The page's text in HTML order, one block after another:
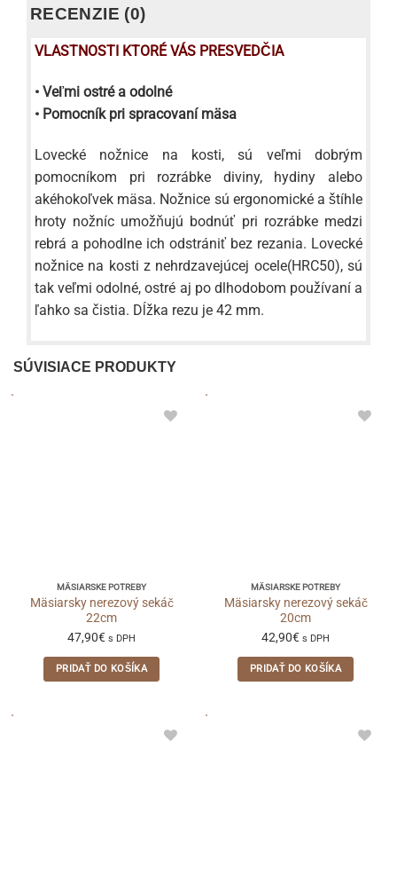
RECENZIE (0)
VLASTNOSTI KTORÉ VÁS PRESVEDČIA
• Veľmi ostré a odolné
• Pomocník pri spracovaní mäsa
Lovecké nožnice na kosti, sú veľmi dobrým
pomocníkom pri rozrábke diviny, hydiny alebo
akéhokoľvek mäsa. Nožnice sú ergonomické a štíhle
hroty nožníc umožňujú bodnúť pri rozrábke medzi
rebrá a pohodlne ich odstrániť bez rezania. Lovecké
nožnice na kosti z nehrdzavejúcej ocele(HRC50), sú
tak veľmi odolné, ostré aj po dlhodobom používaní a
ľahko sa čistia. Dĺžka rezu je 42 mm.
SÚVISIACE PRODUKTY
MÄSIARSKE POTREBY
Mäsiarsky nerezový sekáč
22cm
47,90€ s DPH
PRIDAŤ DO KOŠÍKA
MÄSIARSKE POTREBY
Mäsiarsky nerezový sekáč
20cm
42,90€ s DPH
PRIDAŤ DO KOŠÍKA